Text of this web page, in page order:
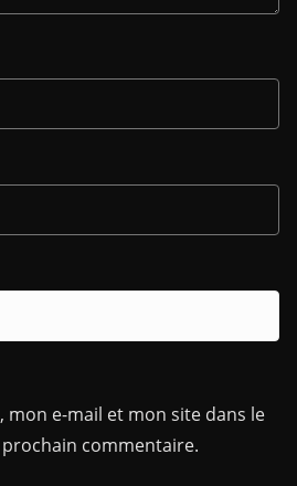
e-mail et mon site dans le
commentaire.